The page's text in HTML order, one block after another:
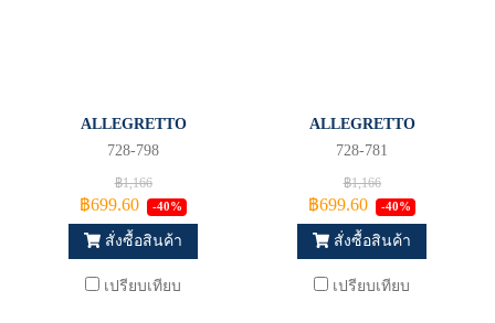
ALLEGRETTO
728-798
฿1,166
฿699.60 -40%
สั่งซื้อสินค้า
เปรียบเทียบ
ALLEGRETTO
728-781
฿1,166
฿699.60 -40%
สั่งซื้อสินค้า
เปรียบเทียบ